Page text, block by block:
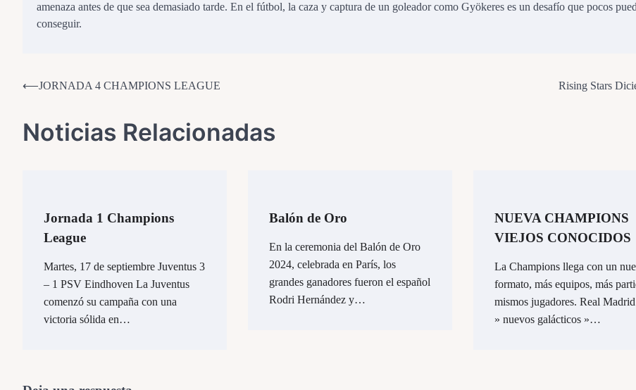
amenaza antes de que sea demasiado tarde. En el fútbol, la caza y captura de un goleador como Gyökeres es un desafío que pocos
conseguir.
Navegación
entradas
⟵JORNADA 4 CHAMPIONS LEAGUE Rising Stars
Noticias Relacionadas
Jornada 1 Champions
League
Martes, 17 de septiembre Juventus 3
– 1 PSV Eindhoven La Juventus
comenzó su campaña con una
victoria sólida en…
Balón de Oro
En la ceremonia del Balón de Oro
2024, celebrada en París, los
grandes ganadores fueron el español
Rodri Hernández y…
NUEVA CHAMPIONS
VIEJOS CONOCIDOS
La Champions llega con un
formato, más equipos, más
mismos jugadores. Real
» nuevos galácticos »…